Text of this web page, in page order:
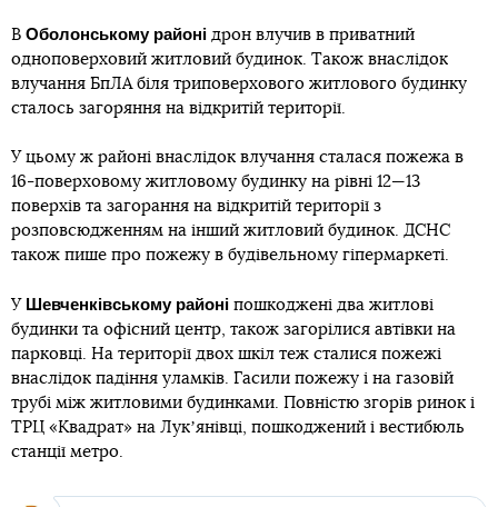
В Оболонському районі дрон влучив в приватний
одноповерховий житловий будинок. Також внаслідок
влучання БпЛА біля триповерхового житлового будинку
сталось загоряння на відкритій території.
У цьому ж районі внаслідок влучання сталася пожежа в
16-поверховому житловому будинку на рівні 12—13
поверхів та загорання на відкритій території з
розповсюдженням на інший житловий будинок. ДСНС
також пише про пожежу в будівельному гіпермаркеті.
У Шевченківському районі пошкоджені два житлові
будинки та офісний центр, також загорілися автівки на
парковці. На території двох шкіл теж сталися пожежі
внаслідок падіння уламків. Гасили пожежу і на газовій
трубі між житловими будинками. Повністю згорів ринок і
ТРЦ «Квадрат» на Лукʼянівці, пошкоджений і вестибюль
станції метро.